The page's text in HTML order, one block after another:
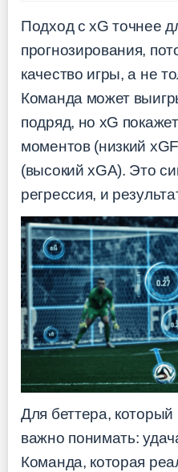
Подход с xG точнее
прогнозирования,
качество игры, а не
Команда может
подряд, но xG
моментов (низкий
(высокий xGA). Это
регрессия, и
Для беттера,
важно понимать:
Команда, которая